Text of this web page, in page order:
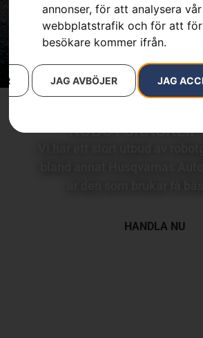
annonser, för att analysera vår
webbplatstrafik och för att
besökare kommer ifrån.
JAG
JAG AVBÖJER
Till webbutik
HANDLA NU